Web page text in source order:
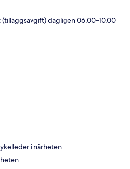
dagligen 06.00–10.00
i närheten